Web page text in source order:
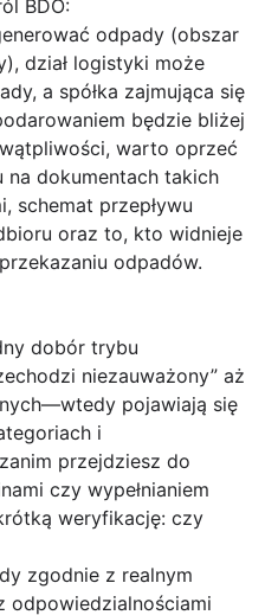
BDO:
odpady (obszar
dział logistyki może
a spółka zajmująca się
będzie bliżej
warto oprzeć
dokumentach takich
schemat przepływu
oraz to, kto widnieje
odpadów.
dobór trybu
niezauważony” aż
pojawiają się
i
przejdziesz do
czy wypełnianiem
weryfikację: czy
zgodnie z realnym
odpowiedzialnościami